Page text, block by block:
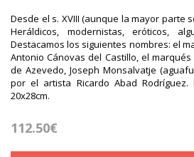
Desde el s. XVIII (aunque la mayor parte
Heráldicos, modernistas, eróticos,
Destacamos los siguientes nombres: el
Antonio Cánovas del Castillo, el
de Azevedo, Joseph Monsalvatje
por el artista Ricardo Abad Rodríguez.
20x28cm.
112.50€